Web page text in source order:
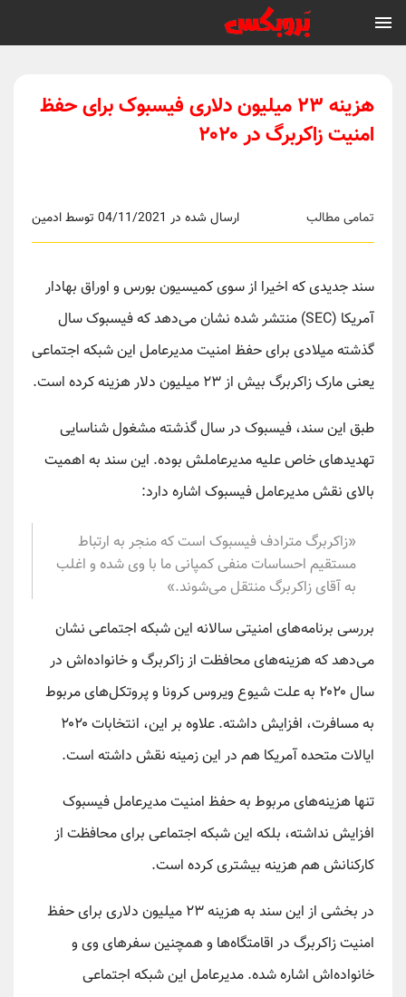
هزینه ۲۳ میلیون دلاری فیسبوک برای حفظ
امنیت زاکربرگ در ۲۰۲۰
ارسال شده در 04/11/2021 توسط ادمین تمامی مطالب
سند جدیدی که اخیرا از سوی کمیسیون بورس و اوراق بهادار
آمریکا (SEC) منتشر شده نشان می‌دهد که فیسبوک سال
گذشته میلادی برای حفظ امنیت مدیرعامل این شبکه اجتماعی
یعنی مارک زاکربرگ بیش از ۲۳ میلیون دلار هزینه کرده است.
طبق این سند، فیسبوک در سال گذشته مشغول شناسایی
تهدیدهای خاص علیه مدیرعاملش بوده. این سند به اهمیت
بالای نقش مدیرعامل فیسبوک اشاره دارد:
«زاکربرگ مترادف فیسبوک است که منجر به ارتباط
مستقیم احساسات منفی کمپانی ما با وی شده و اغلب
به آقای زاکربرگ منتقل می‌شوند.»
بررسی برنامه‌های امنیتی سالانه این شبکه اجتماعی نشان
می‌دهد که هزینه‌های محافظت از زاکربرگ و خانواده‌اش در
سال ۲۰۲۰ به علت شیوع ویروس کرونا و پروتکل‌های مربوط
به مسافرت، افزایش داشته. علاوه بر این، انتخابات ۲۰۲۰
ایالات متحده آمریکا هم در این زمینه نقش داشته است.
تنها هزینه‌های مربوط به حفظ امنیت مدیرعامل فیسبوک
افزایش نداشته، بلکه این شبکه اجتماعی برای محافظت از
کارکنانش هم هزینه بیشتری کرده است.
در بخشی از این سند به هزینه ۲۳ میلیون دلاری برای حفظ
امنیت زاکربرگ در اقامتگاه‌ها و همچنین سفرهای وی و
خانواده‌اش اشاره شده. مدیرعامل این شبکه اجتماعی